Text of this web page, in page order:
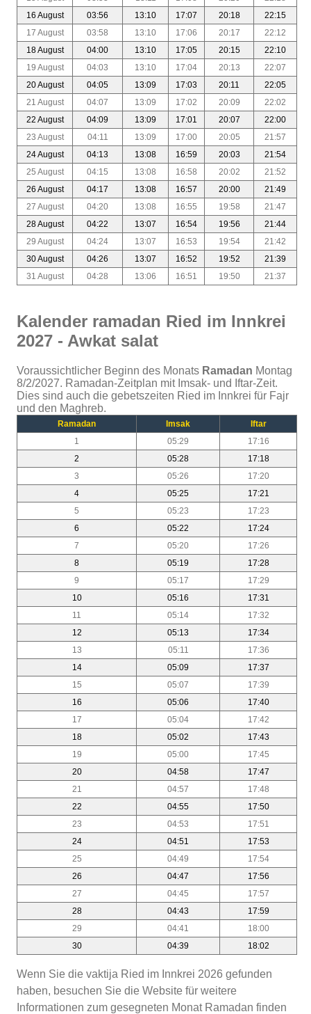
16 August
03:56 13:10 17:07 20:18
22:15
17 August
03:58 13:10 17:06 20:17
22:12
18 August
04:00 13:10 17:05 20:15
22:10
19 August
04:03 13:10 17:04 20:13
22:07
20 August
04:05 13:09 17:03 20:11
22:05
21 August
04:07 13:09 17:02 20:09
22:02
22 August
04:09 13:09 17:01 20:07
22:00
23 August
04:11 13:09 17:00 20:05
21:57
24 August
04:13 13:08 16:59 20:03
21:54
25 August
04:15 13:08 16:58 20:02
21:52
26 August
04:17 13:08 16:57 20:00
21:49
27 August
04:20 13:08 16:55 19:58
21:47
28 August
04:22 13:07 16:54 19:56
21:44
29 August
04:24 13:07 16:53 19:54
21:42
30 August
04:26 13:07 16:52 19:52
21:39
31 August
04:28 13:06 16:51 19:50 21:37
Kalender ramadan Ried im Innkrei
2027 - Awkat salat
Voraussichtlicher Beginn des Monats Ramadan Montag
8/2/2027. Ramadan-Zeitplan mit Imsak- und Iftar-Zeit.
Dies sind auch die gebetszeiten Ried im Innkrei für Fajr
und den Maghreb.
Ramadan Imsak
Iftar
1
05:29
17:16
2
05:28
17:18
3
05:26
17:20
4
05:25
17:21
5
05:23
17:23
6
05:22
17:24
7
05:20
17:26
8
05:19
17:28
9
05:17
17:29
10
05:16
17:31
11
05:14
17:32
12
05:13
17:34
13
05:11
17:36
14
05:09
17:37
15
05:07
17:39
16
05:06
17:40
17
05:04
17:42
18
05:02
17:43
19
05:00
17:45
20
04:58
17:47
21
04:57
17:48
22
04:55
17:50
23
04:53
17:51
24
04:51
17:53
25
04:49
17:54
26
04:47
17:56
27
04:45
17:57
28
04:43
17:59
29
04:41
18:00
30
04:39 18:02
Wenn Sie die vaktija Ried im Innkrei 2026 gefunden
haben, besuchen Sie die Website für weitere
Informationen zum gesegneten Monat Ramadan finden